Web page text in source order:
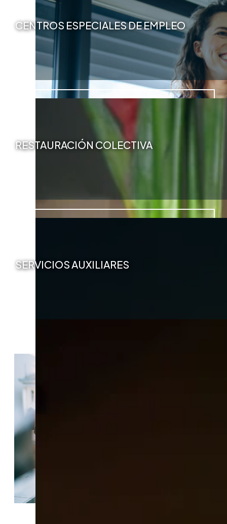
CENTROS ESPECIALES DE EMPLEO
RESTAURACIÓN COLECTIVA
SERVICIOS AUXILIARES